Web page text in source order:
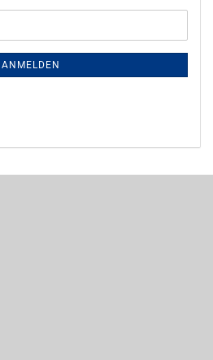
ANMELDEN